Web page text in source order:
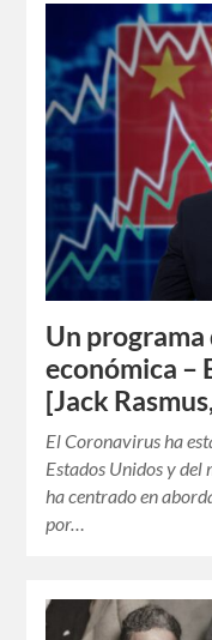
Un
económica –
[Jack
El Coronavirus ha
Estados Unidos y del
ha centrado en
por…